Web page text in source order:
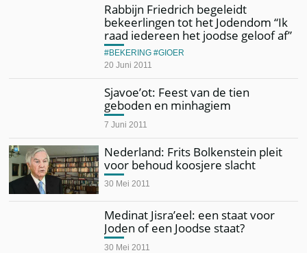
Rabbijn Friedrich begeleidt
bekeerlingen tot het Jodendom “Ik
raad iedereen het joodse geloof af”
20 Juni 2011
BEKERING GIOER
Sjavoe’ot: Feest van de tien
geboden en minhagiem
7 Juni 2011
Nederland: Frits Bolkenstein pleit
voor behoud koosjere slacht
30 Mei 2011
Medinat Jisra’eel: een staat voor
Joden of een Joodse staat?
30 Mei 2011